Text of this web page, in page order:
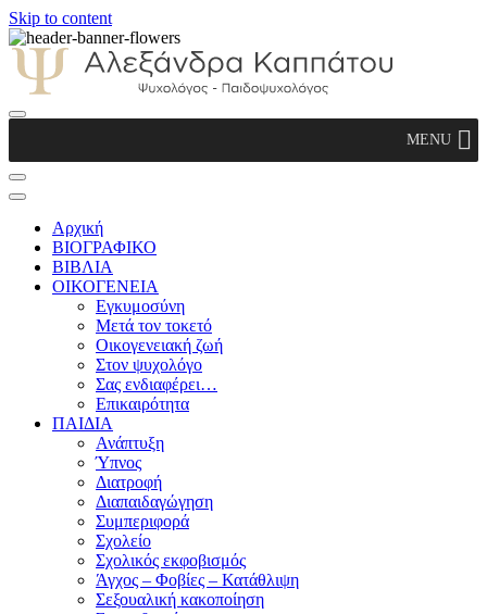
Skip to content
Παιδοψυχολόγος
MENU
Αρχική
ΒΙΟΓΡΑΦΙΚΟ
ΒΙΒΛΙΑ
ΟΙΚΟΓΕΝΕΙΑ
Εγκυμοσύνη
Μετά τον τοκετό
Οικογενειακή ζωή
Στον ψυχολόγο
Σας ενδιαφέρει…
Επικαιρότητα
ΠΑΙΔΙΑ
Ανάπτυξη
Ύπνος
Διατροφή
Διαπαιδαγώγηση
Συμπεριφορά
Σχολείο
Σχολικός εκφοβισμός
Άγχος – Φοβίες – Κατάθλιψη
Σεξουαλική κακοποίηση